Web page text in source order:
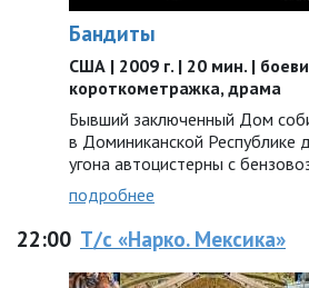
Бандиты
США | 2009 г. | 20 мин. |
короткометражка, драма
Бывший заключенный Дом
в Доминиканской Республике
угона автоцистерны с
подробнее
22:00 Т/с «Нарко. Мексика»